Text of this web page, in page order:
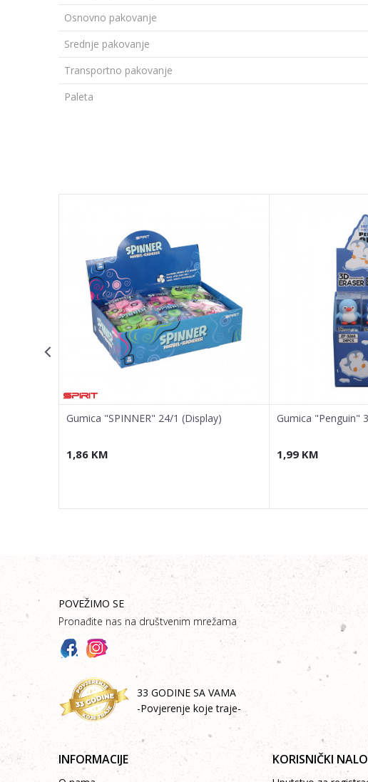
Osnovno pakovanje
Srednje pakovanje
Transportno pakovanje
Paleta
POŠALJI
Gumica "SPINNER" 24/1 (Display)
1,86 KM
Gumica "Penguin"
1,99 KM
POVEŽIMO SE
Pronađite nas na društvenim mrežama
33 GODINE SA VAMA
-Povjerenje koje traje-
INFORMACIJE KORISNIČKI